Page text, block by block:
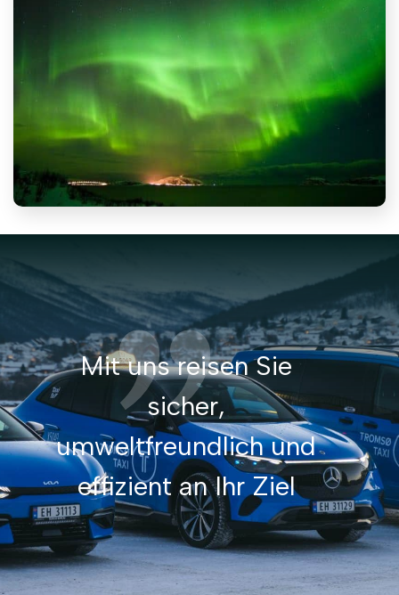
"
Mit uns reisen Sie
sicher,
umweltfreundlich und
effizient an Ihr Ziel